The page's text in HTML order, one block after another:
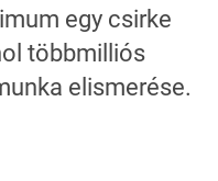
egy csirke
többmilliós
elismerése.